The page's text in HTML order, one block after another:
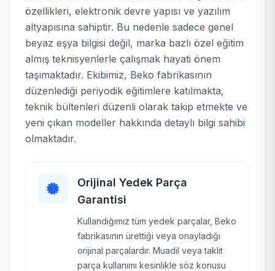
özellikleri, elektronik devre yapısı ve yazılım
altyapısına sahiptir. Bu nedenle sadece genel
beyaz eşya bilgisi değil, marka bazlı özel eğitim
almış teknisyenlerle çalışmak hayati önem
taşımaktadır. Ekibimiz, Beko fabrikasının
düzenlediği periyodik eğitimlere katılmakta,
teknik bültenleri düzenli olarak takip etmekte ve
yeni çıkan modeller hakkında detaylı bilgi sahibi
olmaktadır.
Orijinal Yedek Parça
Garantisi
Kullandığımız tüm yedek parçalar, Beko
fabrikasının ürettiği veya onayladığı
orijinal parçalardır. Muadil veya taklit
parça kullanımı kesinlikle söz konusu